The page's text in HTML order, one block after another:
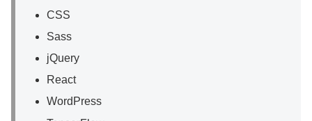
CSS
Sass
jQuery
React
WordPress